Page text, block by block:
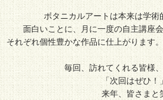
ボタニカルアートは本来は学
面白いことに、月に一度の自主講座
それぞれ個性豊かな作品に仕上がります
毎回、訪れてくれる皆様
「次回はぜひ！
来年、皆さまと